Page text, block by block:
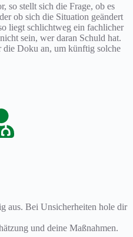
so stellt sich die Frage, ob es
ob sich die Situation geändert
liegt schlichtweg ein fachlicher
sein, wer daran Schuld hat.
die Doku an, um künftig solche
aus. Bei Unsicherheiten hole dir
und deine Maßnahmen.